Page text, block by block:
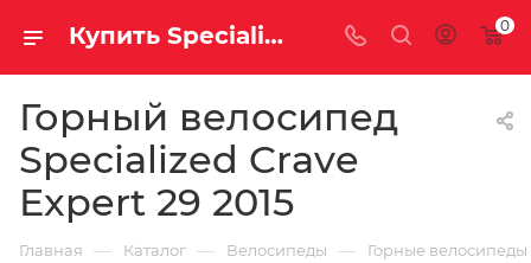
Купить Specialized Crave Expert 29 2015 за рублей, а со скидкой 0
Горный велосипед
Specialized Crave
Expert 29 2015
Главная — Каталог — Велосипеды — Горные велосипеды